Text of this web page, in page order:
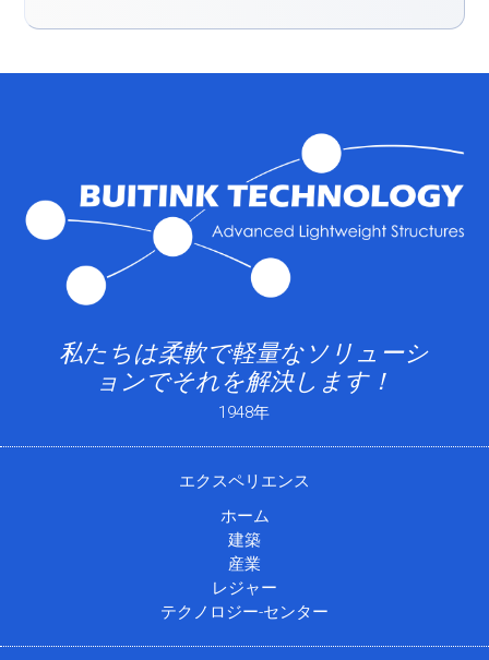
私たちは柔軟で軽量なソリューシ
ョンでそれを解決します！
1948年
エクスペリエンス
ホーム
建築
産業
レジャー
テクノロジー-センター